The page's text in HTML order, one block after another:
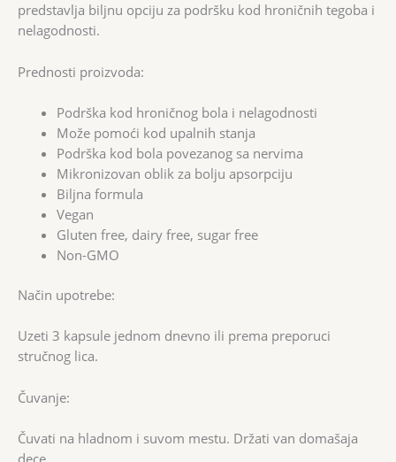
predstavlja biljnu opciju za podršku kod hroničnih tegoba i
nelagodnosti.
Prednosti proizvoda:
Podrška kod hroničnog bola i nelagodnosti
Može pomoći kod upalnih stanja
Podrška kod bola povezanog sa nervima
Mikronizovan oblik za bolju apsorpciju
Biljna formula
Vegan
Gluten free, dairy free, sugar free
Non-GMO
Način upotrebe:
Uzeti 3 kapsule jednom dnevno ili prema preporuci
stručnog lica.
Čuvanje:
Čuvati na hladnom i suvom mestu. Držati van domašaja